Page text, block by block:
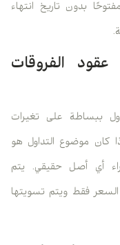
بدون تاريخ انتهاء
الفروقات
ببساطة على تغيرات
كان موضوع التداول هو
أي أصل حقيقي. يتم
فقط ويتم تسويتها